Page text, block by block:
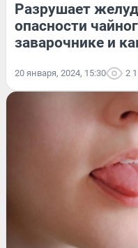
Разрушает
опасности
заварочнике и
20 января, 2024, 15:30 2